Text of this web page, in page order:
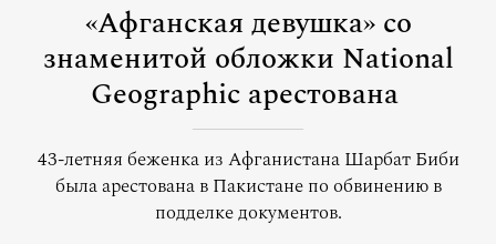
«Афганская девушка» со
знаменитой обложки National
Geographic арестована
43-летняя беженка из Афганистана Шарбат Биби
была арестована в Пакистане по обвинению в
подделке документов.